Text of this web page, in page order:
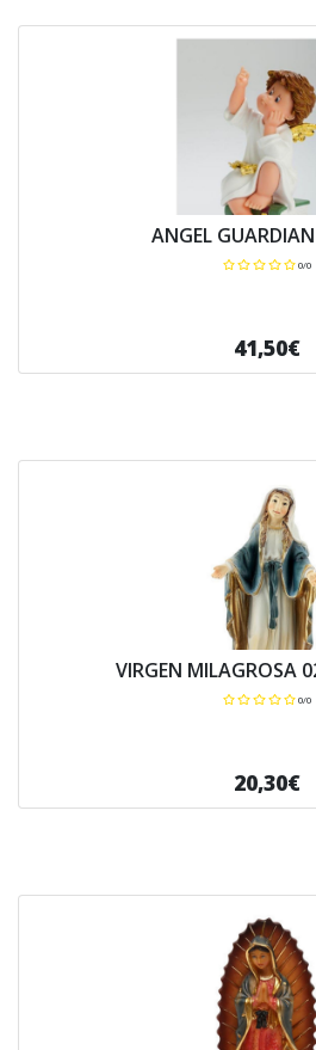
ANGEL
0/0
41,50€
VIRGEN MILAGROSA
0/0
20,30€